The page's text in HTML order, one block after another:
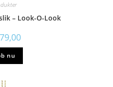
– Look-O-Look
79,00
nu